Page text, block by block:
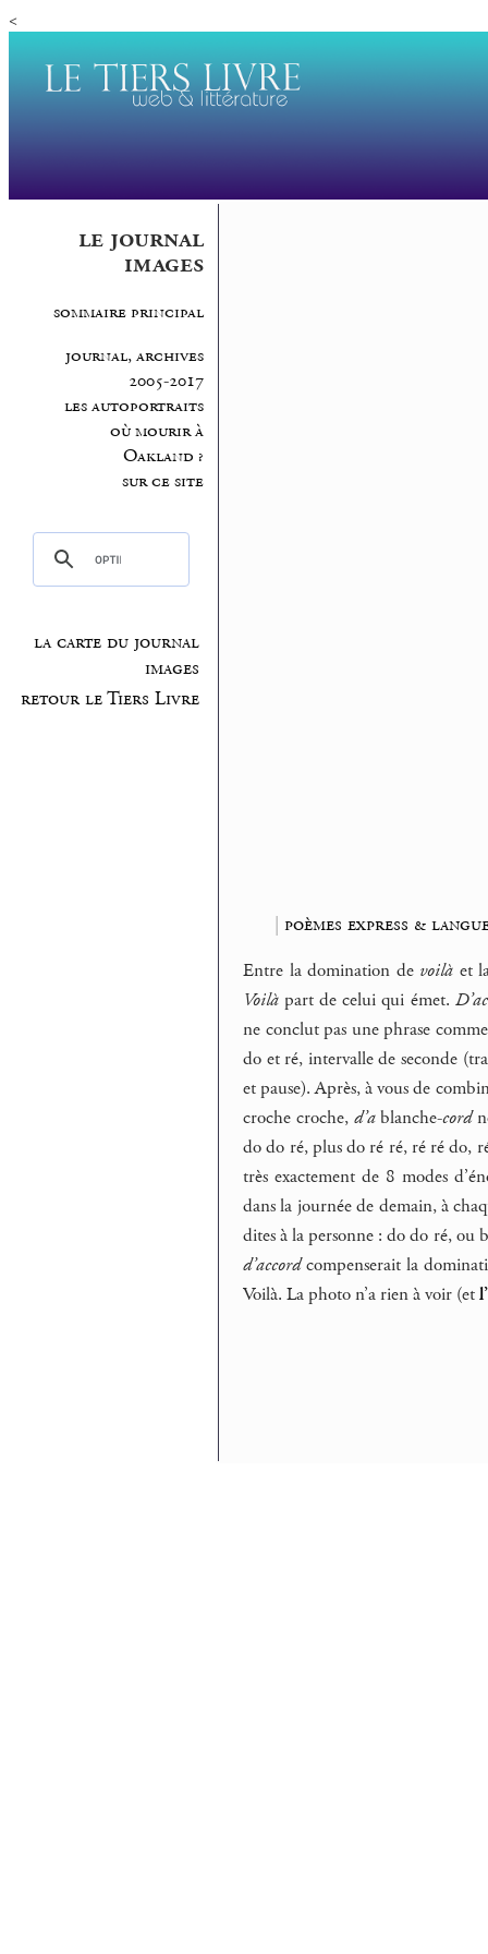
<
le journal
images
sommaire principal
journal, archives
2005-2017
les autoportraits
où mourir à
Oakland ?
sur ce site
la carte du journal
images
retour le Tiers Livre
| poèmes express &
Entre la domination de voilà et
Voilà part de celui qui émet.
ne conclut pas une phrase
do et ré, intervalle de seconde
et pause). Après, à vous de
croche croche, d’ablanche-cord
do do ré, plus do ré ré, ré ré do,
très exactement de 8 modes
dans la journée de demain, à
dites à la personne : do do ré, ou
d’accordcompenserait la
Voilà. La photo n’a rien à voir (et